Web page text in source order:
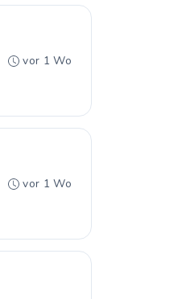
vor 1 Wo
vor 1 Wo